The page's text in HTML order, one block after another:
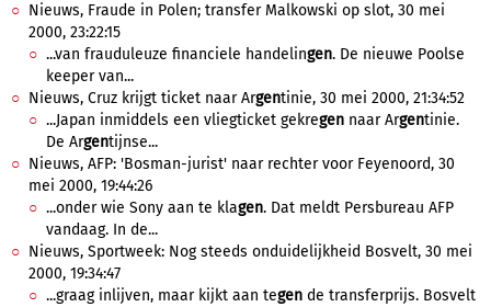
Nieuws, Fraude in Polen; transfer Malkowski op slot, 30 mei
2000, 23:22:15
...van frauduleuze financiele handelingen. De nieuwe Poolse
keeper van...
Nieuws, Cruz krijgt ticket naar Argentinie, 30 mei 2000, 21:34:52
...Japan inmiddels een vliegticket gekregen naar Argentinie.
De Argentijnse...
Nieuws, AFP: 'Bosman-jurist' naar rechter voor Feyenoord, 30
mei 2000, 19:44:26
...onder wie Sony aan te klagen. Dat meldt Persbureau AFP
vandaag. In de...
Nieuws, Sportweek: Nog steeds onduidelijkheid Bosvelt, 30 mei
2000, 19:34:47
...graag inlijven, maar kijkt aan tegen de transferprijs. Bosvelt